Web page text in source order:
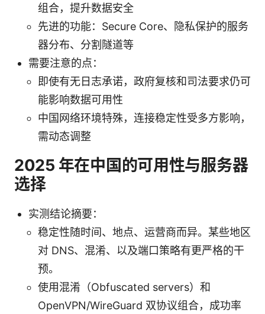
组合，提升数据安全
先进的功能：Secure Core、隐私保护的服务
器分布、分割隧道等
需要注意的点：
即使有无日志承诺，政府复核和司法要求仍可
能影响数据可用性
中国网络环境特殊，连接稳定性受多方影响，
需动态调整
2025 年在中国的可用性与服务器
选择
实测结论摘要：
稳定性随时间、地点、运营商而异。某些地区
对 DNS、混淆、以及端口策略有更严格的干
预。
使用混淆（Obfuscated servers）和
OpenVPN/WireGuard 双协议组合，成功率